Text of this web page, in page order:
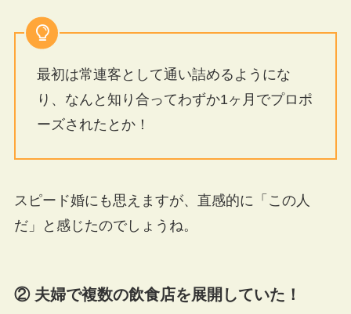
最初は常連客として通い詰めるようにな
り、なんと知り合ってわずか1ヶ月でプロポ
ーズされたとか！
スピード婚にも思えますが、直感的に「この人
だ」と感じたのでしょうね。
② 夫婦で複数の飲食店を展開していた！